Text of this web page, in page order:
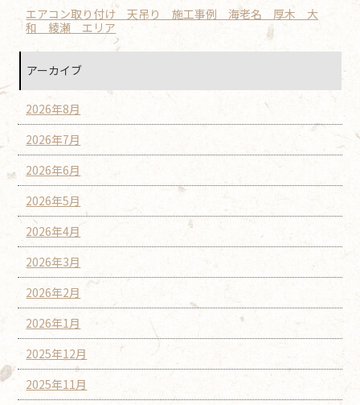
エアコン取り付け 天吊り 施工事例 海老名 厚木 大
和 綾瀬 エリア
アーカイブ
2026年8月
2026年7月
2026年6月
2026年5月
2026年4月
2026年3月
2026年2月
2026年1月
2025年12月
2025年11月